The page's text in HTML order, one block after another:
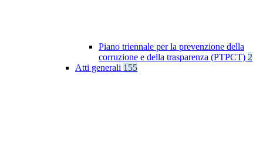
Piano triennale per la prevenzione della
corruzione e della trasparenza (PTPCT) 2
Atti generali 155